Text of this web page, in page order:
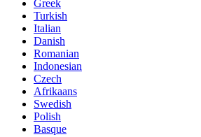
Greek
Turkish
Italian
Danish
Romanian
Indonesian
Czech
Afrikaans
Swedish
Polish
Basque